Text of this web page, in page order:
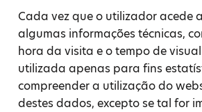
Cada vez que o utilizador
algumas informações técnicas,
hora da visita e o tempo de
utilizada apenas para fins
compreender a utilização do
destes dados, excepto se tal for